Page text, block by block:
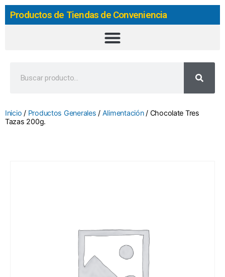
Productos de Tiendas de Conveniencia
Inicio / Productos Generales / Alimentación/ Chocolate Tres
Tazas 200g.